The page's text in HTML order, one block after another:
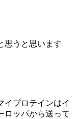
思うと思います
イプロテインはイ
ロッパから送って